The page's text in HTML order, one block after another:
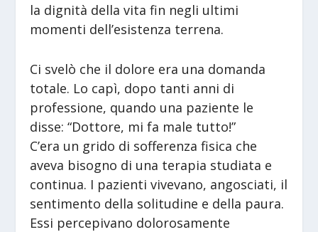
la dignità della vita fin negli ultimi
momenti dell’esistenza terrena.
Ci svelò che il dolore era una domanda
totale. Lo capì, dopo tanti anni di
professione, quando una paziente le
disse: “Dottore, mi fa male tutto!”
C’era un grido di sofferenza fisica che
aveva bisogno di una terapia studiata e
continua. I pazienti vivevano, angosciati, il
sentimento della solitudine e della paura.
Essi percepivano dolorosamente